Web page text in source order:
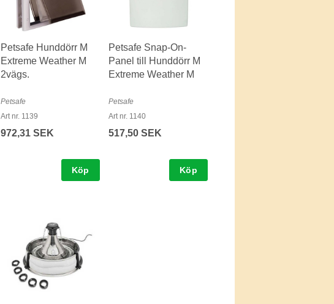
Petsafe Hunddörr M
Extreme Weather M
2vägs.
Petsafe
Art nr. 1139
972,31 SEK
Köp
Petsafe Snap-On-
Panel till Hunddörr M
Extreme Weather M
Petsafe
Art nr. 1140
517,50 SEK
Köp